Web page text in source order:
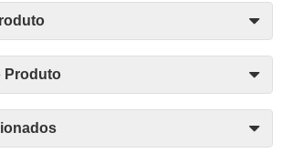
Produto